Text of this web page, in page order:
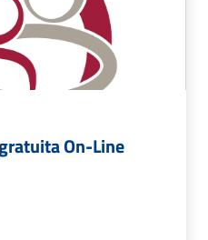
On-Line